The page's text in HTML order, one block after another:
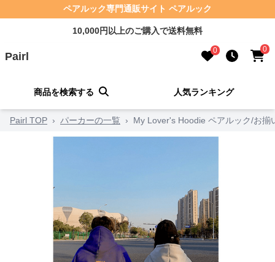
ペアルック専門通販サイト ペアルック
10,000円以上のご購入で送料無料
Pairl 0 0
商品を検索する 人気ランキング
Pairl TOP › パーカーの一覧 › My Lover's Hoodie ペアルック/お揃